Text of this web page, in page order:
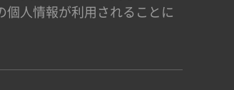
個人情報が利用されることに